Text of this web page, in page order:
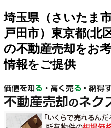
埼玉県（さいたま
戸田市）東京都(北
の不動産売却をお
情報をご提供